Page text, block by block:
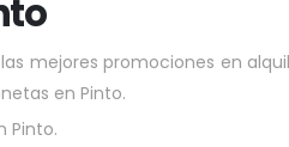
mejores promociones en
en Pinto.
Pinto.